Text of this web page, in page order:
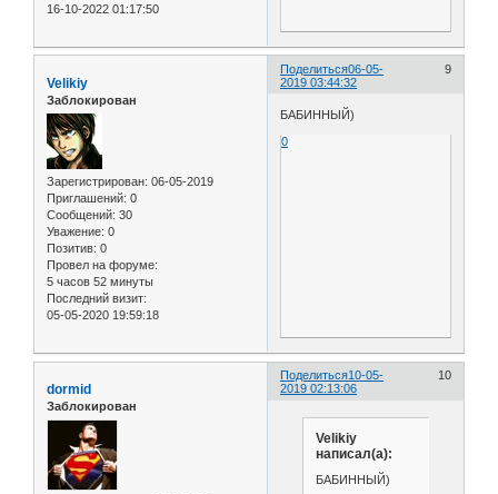
16-10-2022 01:17:50
Поделиться 9
06-05-
2019 03:44:32
Velikiy
Заблокирован
Зарегистрирован: 06-05-2019
Приглашений: 0
Сообщений: 30
Уважение: 0
Позитив: 0
Провел на форуме:
5 часов 52 минуты
Последний визит:
05-05-2020 19:59:18
БАБИННЫЙ)
0
Поделиться 10
10-05-
2019 02:13:06
dormid
Заблокирован
Velikiy
написал(а):
БАБИННЫЙ)